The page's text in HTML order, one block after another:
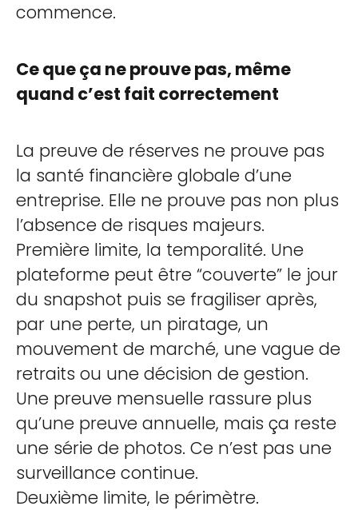
commence.
Ce que ça ne prouve pas, même
quand c’est fait correctement
La preuve de réserves ne prouve pas
la santé financière globale d’une
entreprise. Elle ne prouve pas non plus
l’absence de risques majeurs.
Première limite, la temporalité. Une
plateforme peut être “couverte” le jour
du snapshot puis se fragiliser après,
par une perte, un piratage, un
mouvement de marché, une vague de
retraits ou une décision de gestion.
Une preuve mensuelle rassure plus
qu’une preuve annuelle, mais ça reste
une série de photos. Ce n’est pas une
surveillance continue.
Deuxième limite, le périmètre.